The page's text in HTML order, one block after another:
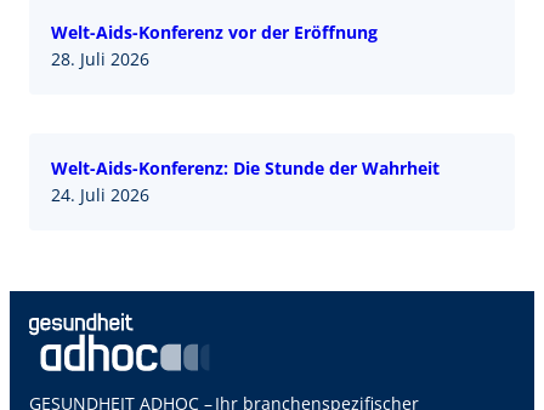
Welt-Aids-Konferenz vor der Eröffnung
28. Juli 2026
Welt-Aids-Konferenz: Die Stunde der Wahrheit
24. Juli 2026
GESUNDHEIT ADHOC – Ihr branchenspezifischer